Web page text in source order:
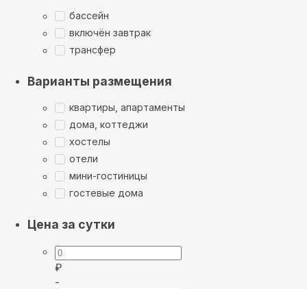
бассейн
включён завтрак
трансфер
Варианты размещения
квартиры, апартаменты
дома, коттеджи
хостелы
отели
мини-гостиницы
гостевые дома
Цена за сутки
₽
-